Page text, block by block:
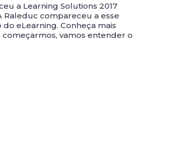
a Learning Solutions 2017
Raleduc compareceu a esse
eLearning. Conheça mais
vamos entender o